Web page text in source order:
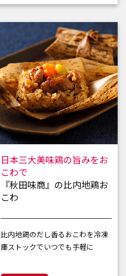
日本三大美味鶏の旨みをお
こわで
『秋田味商』の比内地鶏お
こわ
比内地鶏のだし香るおこわを冷凍
庫ストックでいつでも手軽に